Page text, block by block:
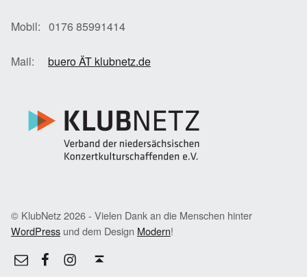
Mobil: 0176 85991414
Mail: buero ÄT klubnetz.de
© KlubNetz 2026 - Vielen Dank an die Menschen hinter
WordPress und dem Design Modern!